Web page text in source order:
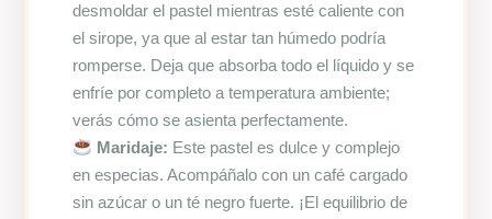
desmoldar el pastel mientras esté caliente con
el sirope, ya que al estar tan húmedo podría
romperse. Deja que absorba todo el líquido y se
enfríe por completo a temperatura ambiente;
verás cómo se asienta perfectamente.
Maridaje: Este pastel es dulce y complejo
en especias. Acompáñalo con un café cargado
sin azúcar o un té negro fuerte. ¡El equilibrio de